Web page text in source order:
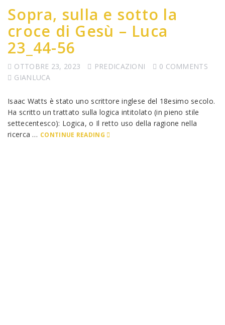
Sopra, sulla e sotto la
croce di Gesù – Luca
23_44-56
OTTOBRE 23, 2023 PREDICAZIONI
0 COMMENTS
GIANLUCA
Isaac Watts è stato uno scrittore inglese del 18esimo secolo.
Ha scritto un trattato sulla logica intitolato (in pieno stile
settecentesco): Logica, o Il retto uso della ragione nella
ricerca … CONTINUE READING